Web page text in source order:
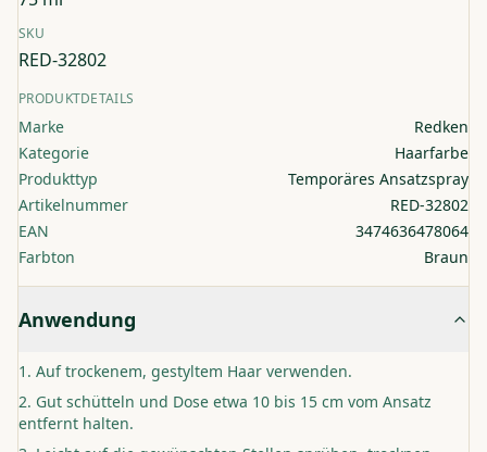
SKU
RED-32802
PRODUKTDETAILS
Marke
Redken
Kategorie
Haarfarbe
Produkttyp
Temporäres Ansatzspray
Artikelnummer
RED-32802
EAN
3474636478064
Farbton
Braun
Anwendung
Auf trockenem, gestyltem Haar verwenden.
Gut schütteln und Dose etwa 10 bis 15 cm vom Ansatz
entfernt halten.